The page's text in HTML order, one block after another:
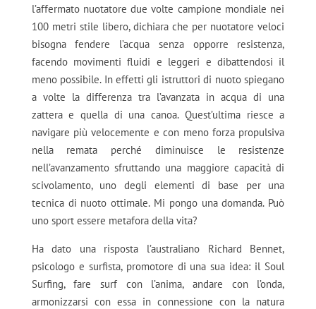
l’affermato nuotatore due volte campione mondiale nei
100 metri stile libero, dichiara che per nuotatore veloci
bisogna fendere l’acqua senza opporre resistenza,
facendo movimenti fluidi e leggeri e dibattendosi il
meno possibile. In effetti gli istruttori di nuoto spiegano
a volte la differenza tra l’avanzata in acqua di una
zattera e quella di una canoa. Quest’ultima riesce a
navigare più velocemente e con meno forza propulsiva
nella remata perché diminuisce le resistenze
nell’avanzamento sfruttando una maggiore capacità di
scivolamento, uno degli elementi di base per una
tecnica di nuoto ottimale. Mi pongo una domanda. Può
uno sport essere metafora della vita?
Ha dato una risposta l’australiano Richard Bennet,
psicologo e surfista, promotore di una sua idea: il Soul
Surfing, fare surf con l’anima, andare con l’onda,
armonizzarsi con essa in connessione con la natura